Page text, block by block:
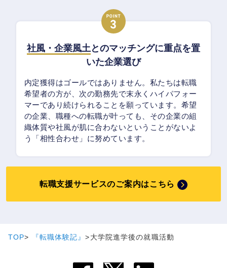
社風・企業風土とのマッチングに重点を置
いた企業選び
内定獲得はゴールではありません。私たちは転職
希望者の方が、次の勤務先で末永くハイパフォー
マーであり続けられることを願っています。希望
の企業、職種への転職が叶っても、その企業の組
織体質や社風が肌に合わないということがないよ
う「相性合わせ」に努めています。
転職支援サービスのご案内はこちら
TOP 『転職体験記』 大学院進学後の就職活動